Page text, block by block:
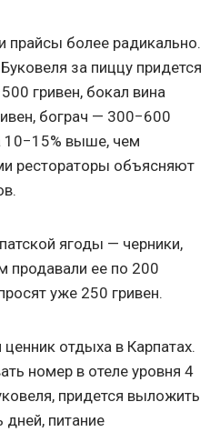
прайсы более радикально.
за пиццу придется
гривен, бокал вина
бограч — 300−600
10−15% выше, чем
рестораторы объясняют
ягоды — черники,
ее по 200
уже 250 гривен.
отдыха в Карпатах.
номер в отеле уровня 4
придется выложить
дней, питание